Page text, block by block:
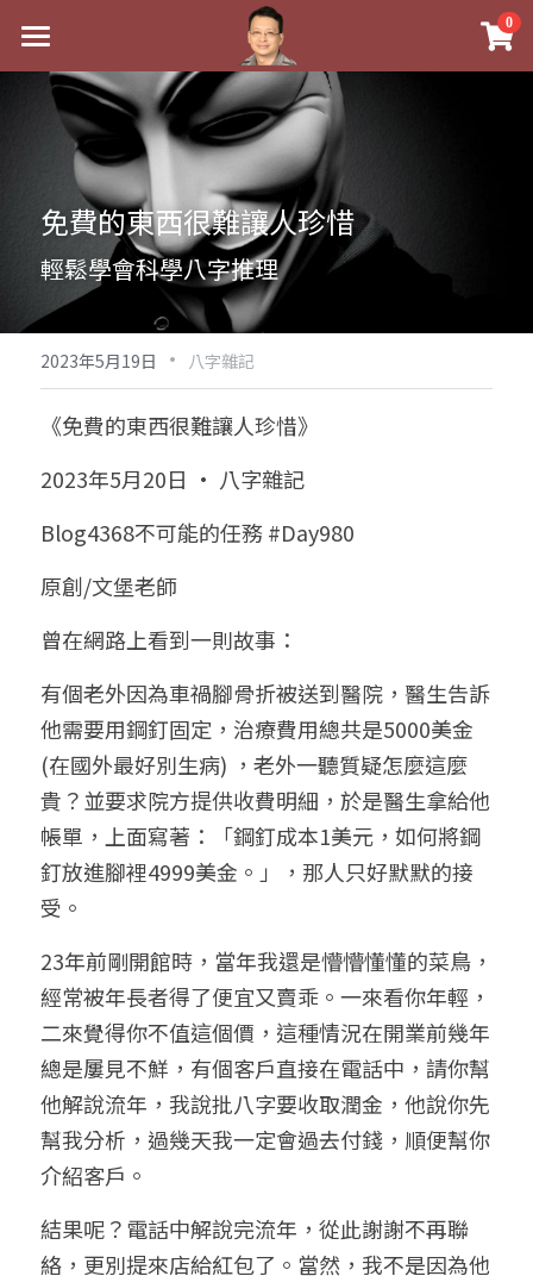
0
最新消息
關於我
實體經營
祖傳命理
手工印鑑
課程介紹
五行八字學
後天派陽宅
Blog
黃金會員專區
八字雜記
心靈成長
人氣最高
站長精選
臉書生活
好書推廌
試閱專區
Podcast聽書
團隊訓練營
八字視頻
陽宅視頻
線上直播
自我挑戰
線上學苑
八字初階班1
八字初階班2
八字進階班
八字中階班
八字高階班
五人實戰班
五行計算初階班
五行計算高階班
命理商城
八字完整班
《十神高階實戰錄》完整典藏版
科學八字推理PDF
八字批命
小兒命名
我的著作
科學八字推理1
科學八字推理2
科學八字推理3
科學八字輕鬆學
輕鬆學會科學八字推理
與我預約
批命預約
上課預約
常見問題
FB粉絲頁
登錄 /註冊
搜索
繁體中文
繁體中文
0938617837
support@p8zicourse.com
五行八字線上班
免費的東西很難讓人珍惜
輕鬆學會科學八字推理
2023年5月19日 · 八字雜記
《免費的東西很難讓人珍惜》
2023年5月20日 · 八字雜記
Blog4368不可能的任務 #Day980
原創/文堡老師
曾在網路上看到一則故事：
有個老外因為車禍腳骨折被送到醫院，醫生告訴
他需要用鋼釘固定，治療費用總共是5000美金
(在國外最好別生病) ，老外一聽質疑怎麼這麼
貴？並要求院方提供收費明細，於是醫生拿給他
帳單，上面寫著：「鋼釘成本1美元，如何將鋼
釘放進腳裡4999美金。」，那人只好默默的接
受。
23年前剛開館時，當年我還是懵懵懂懂的菜鳥，
經常被年長者得了便宜又賣乖。一來看你年輕，
二來覺得你不值這個價，這種情況在開業前幾年
總是屢見不鮮，有個客戶直接在電話中，請你幫
他解說流年，我說批八字要收取潤金，他說你先
幫我分析，過幾天我一定會過去付錢，順便幫你
介紹客戶。
結果呢？電話中解說完流年，從此謝謝不再聯
絡，更別提來店給紅包了。當然，我不是因為他
×
商品分類
八字線上完整班
科學八字推理PDF
《十神高階實戰錄》完整典藏版
1美元超值PDF